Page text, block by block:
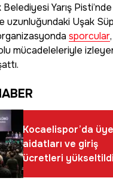
Belediyesi Yarış
uzunluğundaki Uşak
sporcular
mücadeleleriyle
Kocaelispor’da
aidatları ve giriş
ücretleri
Hedef 25 milyon TL